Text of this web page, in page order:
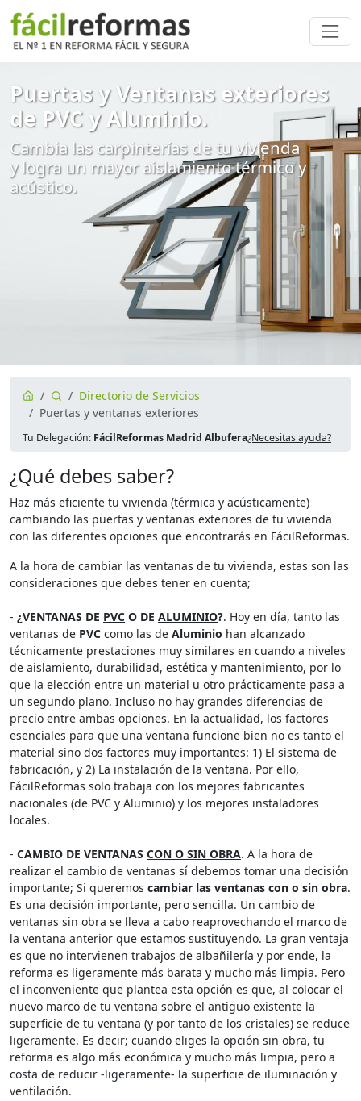
Puertas y Ventanas exteriores
de PVC y Aluminio.
Cambia las carpinterías de tu vivienda
y logra un mayor aislamiento térmico y
acústico.
Directorio de Servicios
Puertas y ventanas exteriores
Tu Delegación: FácilReformas Madrid Albufera¿Necesitas ayuda?
¿Qué debes saber?
Haz más eficiente tu vivienda (térmica y acústicamente)
cambiando las puertas y ventanas exteriores de tu vivienda
con las diferentes opciones que encontrarás en FácilReformas.
A la hora de cambiar las ventanas de tu vivienda, estas son las
consideraciones que debes tener en cuenta;
- ¿VENTANAS DE PVC O DE ALUMINIO?. Hoy en día, tanto las
ventanas de PVC como las de Aluminio han alcanzado
técnicamente prestaciones muy similares en cuando a niveles
de aislamiento, durabilidad, estética y mantenimiento, por lo
que la elección entre un material u otro prácticamente pasa a
un segundo plano. Incluso no hay grandes diferencias de
precio entre ambas opciones. En la actualidad, los factores
esenciales para que una ventana funcione bien no es tanto el
material sino dos factores muy importantes: 1) El sistema de
fabricación, y 2) La instalación de la ventana. Por ello,
FácilReformas solo trabaja con los mejores fabricantes
nacionales (de PVC y Aluminio) y los mejores instaladores
locales.
- CAMBIO DE VENTANAS CON O SIN OBRA. A la hora de
realizar el cambio de ventanas sí debemos tomar una decisión
importante; Si queremos cambiar las ventanas con o sin obra.
Es una decisión importante, pero sencilla. Un cambio de
ventanas sin obra se lleva a cabo reaprovechando el marco de
la ventana anterior que estamos sustituyendo. La gran ventaja
es que no intervienen trabajos de albañilería y por ende, la
reforma es ligeramente más barata y mucho más limpia. Pero
el inconveniente que plantea esta opción es que, al colocar el
nuevo marco de tu ventana sobre el antiguo existente la
superficie de tu ventana (y por tanto de los cristales) se reduce
ligeramente. Es decir; cuando eliges la opción sin obra, tu
reforma es algo más económica y mucho más limpia, pero a
costa de reducir -ligeramente- la superficie de iluminación y
ventilación.